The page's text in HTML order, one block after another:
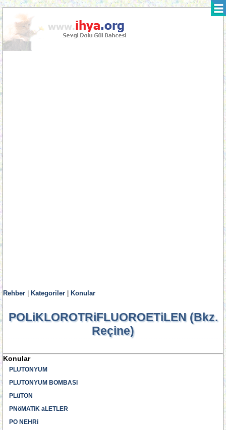
Rehber Kategoriler Konular
POLiKLOROTRiFLUOROETiLEN (Bkz.
Reçine)
Konular
PLUTONYUM
PLUTONYUM BOMBASI
PLüTON
PNöMATiK aLETLER
PO NEHRi